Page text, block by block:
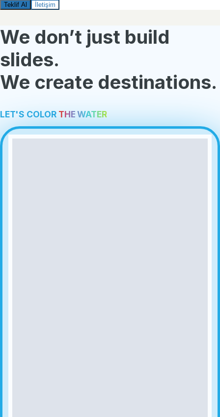
Teklif Al
İletişim
We don’t just build
slides.
We create destinations.
LET'S COLOR THE WATER